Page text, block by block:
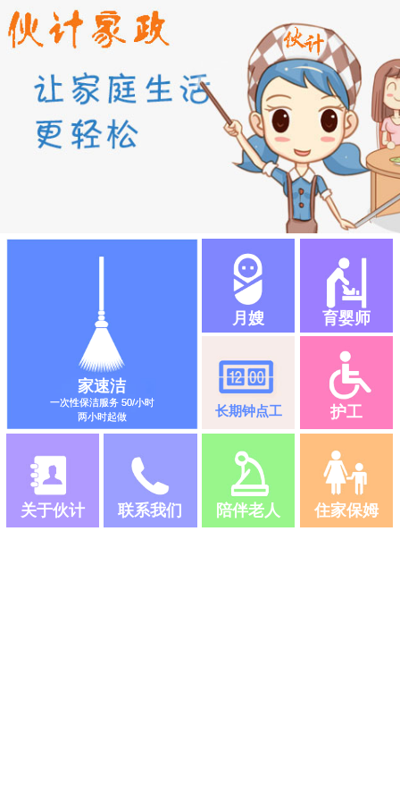
家速洁
一次性保洁服务 50/小时
两小时起做
月嫂 育婴师
长期钟点工 护工
关于伙计 联系我们 陪伴老人 住家保姆